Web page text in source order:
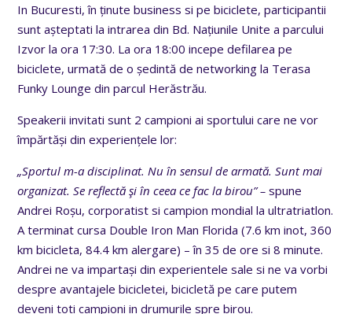
In Bucuresti, în ținute business si pe biciclete, participantii
sunt așteptati la intrarea din Bd. Națiunile Unite a parcului
Izvor la ora 17:30. La ora 18:00 incepe defilarea pe
biciclete, urmată de o ședintă de networking la Terasa
Funky Lounge din parcul Herăstrău.
Speakerii invitati sunt 2 campioni ai sportului care ne vor
împărtăși din experiențele lor:
„Sportul m-a disciplinat. Nu în sensul de armată. Sunt mai
organizat. Se reflectă şi în ceea ce fac la birou” –spune
Andrei Roșu, corporatist si campion mondial la ultratriatlon.
A terminat cursa Double Iron Man Florida (7.6 km inot, 360
km bicicleta, 84.4 km alergare) – în 35 de ore si 8 minute.
Andrei ne va impartași din experientele sale si ne va vorbi
despre avantajele bicicletei, bicicletă pe care putem
deveni toti campioni in drumurile spre birou.